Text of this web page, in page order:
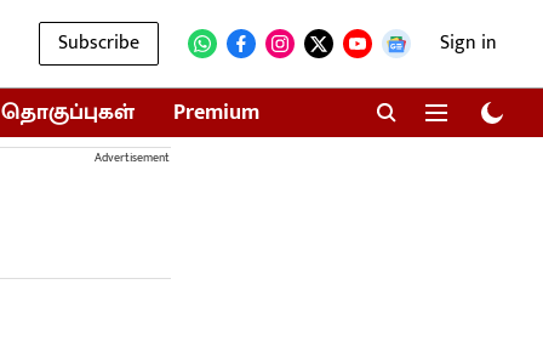
Subscribe Sign in
தொகுப்புகள் Premium
Advertisement